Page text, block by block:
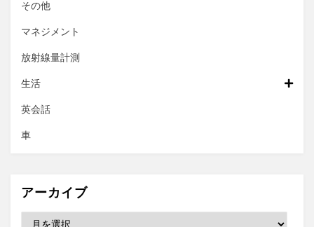
その他
マネジメント
放射線量計測
生活
英会話
車
アーカイブ